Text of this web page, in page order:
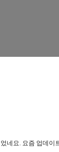
네요. 요즘 업데